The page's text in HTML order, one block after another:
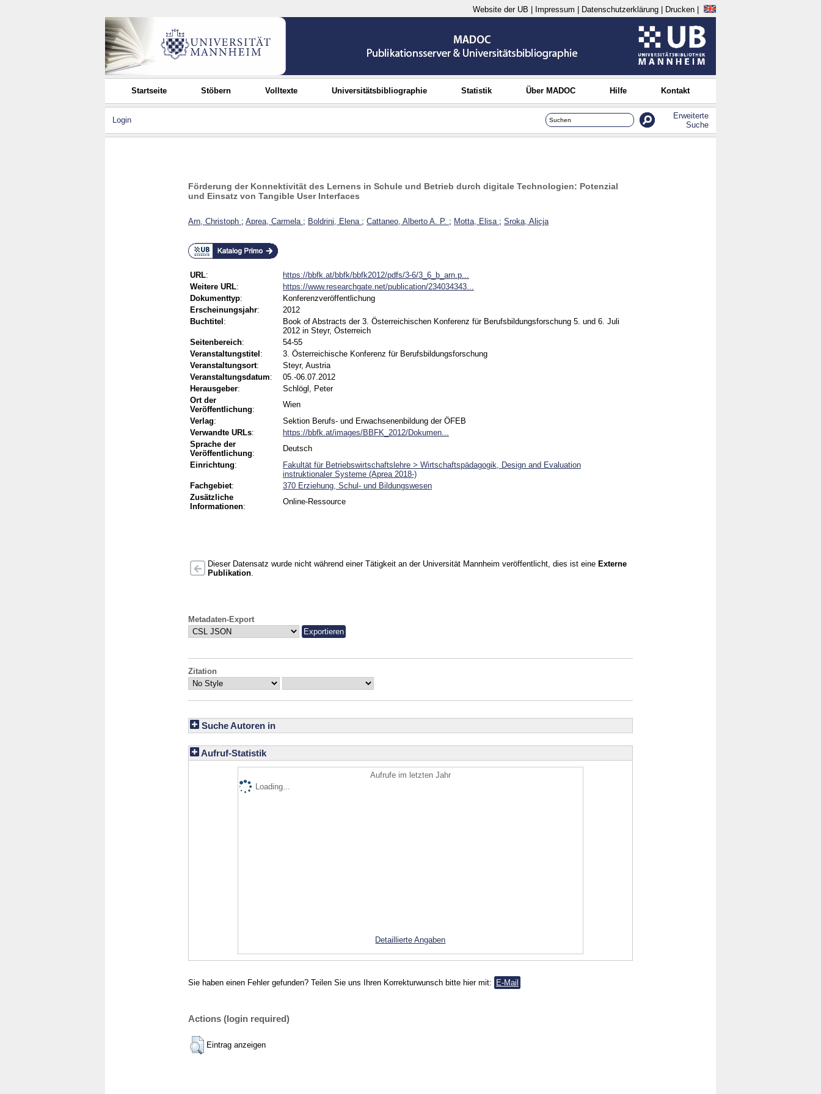
Website der UB Impressum Datenschutzerklärung Drucken
Startseite Stöbern Volltexte Universitätsbibliographie Statistik Über MADOC Hilfe Kontakt
Login
Erweiterte
Suche
Förderung der Konnektivität des Lernens in Schule und Betrieb durch digitale Technologien: Potenzial
und Einsatz von Tangible User Interfaces
Arn, Christoph ; Aprea, Carmela ; Boldrini, Elena ; Cattaneo, Alberto A. P. ; Motta, Elisa ; Sroka, Alicja
URL:
https://bbfk.at/bbfk/bbfk2012/pdfs/3-6/3_6_b_arn.p...
Weitere URL:
https://www.researchgate.net/publication/234034343...
Dokumenttyp:
Konferenzveröffentlichung
Erscheinungsjahr:
2012
Buchtitel :
Book of Abstracts der 3. Österreichischen Konferenz für Berufsbildungsforschung 5. und 6. Juli
2012 in Steyr, Österreich
Seitenbereich:
54-55
Veranstaltungstitel :
3. Österreichische Konferenz für Berufsbildungsforschung
Veranstaltungsort:
Steyr, Austria
Veranstaltungsdatum:
05.-06.07.2012
Herausgeber:
Schlögl, Peter
Ort der
Veröffentlichung:
Wien
Verlag:
Sektion Berufs- und Erwachsenenbildung der ÖFEB
Verwandte URLs:
https://bbfk.at/images/BBFK_2012/Dokumen...
Sprache der
Veröffentlichung:
Deutsch
Einrichtung:
Fakultät für Betriebswirtschaftslehre > Wirtschaftspädagogik, Design and Evaluation
instruktionaler Systeme (Aprea 2018-)
Fachgebiet:
370 Erziehung, Schul- und Bildungswesen
Zusätzliche
Informationen:
Online-Ressource
Dieser Datensatz wurde nicht während einer Tätigkeit an der Universität Mannheim veröffentlicht, dies ist eine Externe
Publikation
Metadaten-Export
Zitation
Suche Autoren in
Aufruf-Statistik
Aufrufe im letzten Jahr
Loading...
Detaillierte Angaben
Sie haben einen Fehler gefunden? Teilen Sie uns Ihren Korrekturwunsch bitte hier mit: E-Mail
Actions (login required)
Eintrag anzeigen